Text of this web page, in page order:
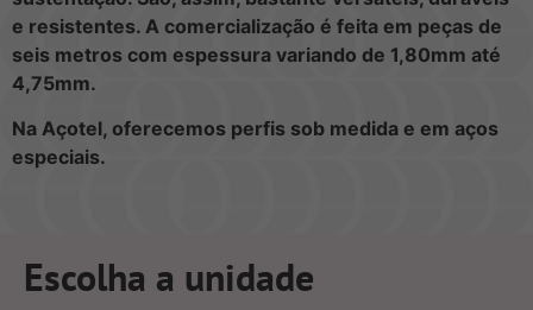
e resistentes. A comercialização é feita em peças de
seis metros com espessura variando de 1,80mm até
4,75mm.
Na Açotel, oferecemos perfis sob medida e em aços
especiais.
Escolha a unidade